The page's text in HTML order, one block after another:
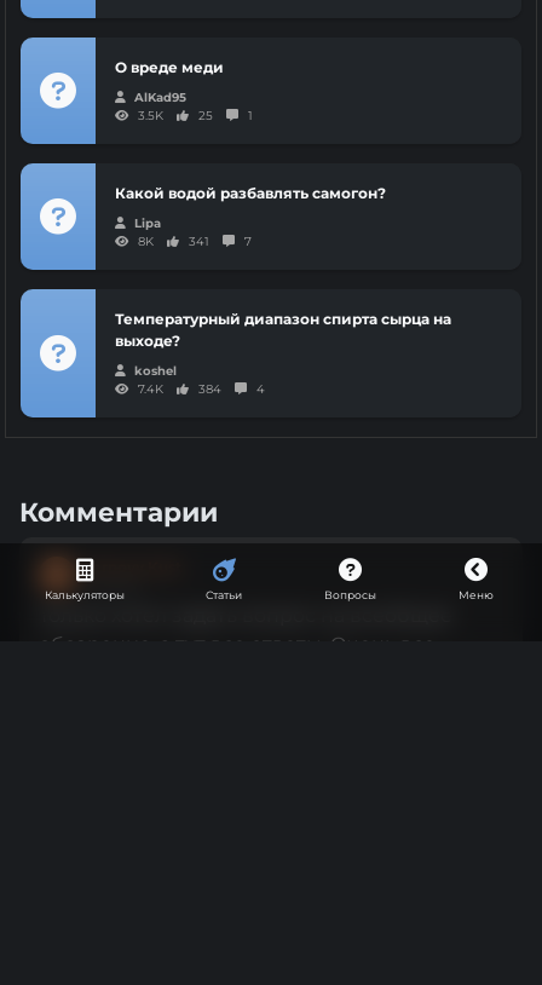
Калькуляторы Статьи Вопросы Меню
О вреде меди
AlKad95
3.5K
25 1
Какой водой разбавлять самогон?
Lipa
8K
341 7
Температурный диапазон спирта сырца на
выходе?
koshel
7.4K
384 4
Комментарии
Ternovy Kust
обозрение, а тут все ответы. Очень все